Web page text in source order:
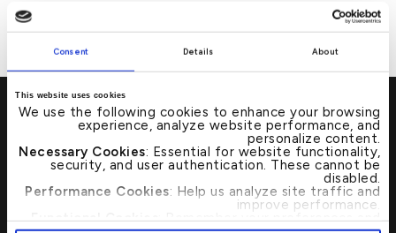
Consent Details About
This website uses cookies
We use the following cookies to enhance your browsing
experience, analyze website performance, and
personalize content.
Necessary Cookies: Essential for website functionality,
security, and user authentication. These cannot be
disabled.
Performance Cookies: Help us analyze site traffic and
improve performance.
Functional Cookies: Remember your preferences and
للمزيد من المعلومات، يرجى الاتصال على الرقم 17585800
او BHFM_Sales@kfh.com
تفضل بزيارتنا→
تحديد موقع أي من فروع بيت التمويل الكويتي